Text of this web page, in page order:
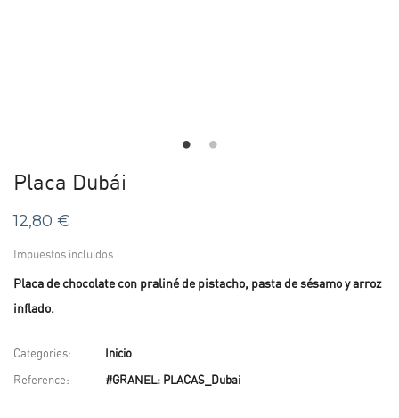
Placa Dubái
12,80 €
Impuestos incluidos
Placa de chocolate con praliné de pistacho, pasta de sésamo y arroz
inflado.
Categories: Inicio
Reference: #GRANEL: PLACAS_Dubai